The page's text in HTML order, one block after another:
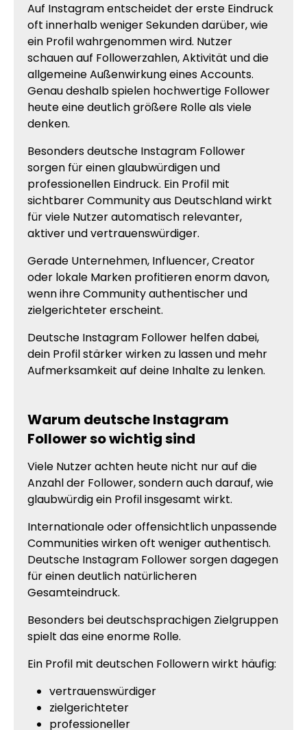
Auf Instagram entscheidet der erste Eindruck
oft innerhalb weniger Sekunden darüber, wie
ein Profil wahrgenommen wird. Nutzer
schauen auf Followerzahlen, Aktivität und die
allgemeine Außenwirkung eines Accounts.
Genau deshalb spielen hochwertige Follower
heute eine deutlich größere Rolle als viele
denken.
Besonders deutsche Instagram Follower
sorgen für einen glaubwürdigen und
professionellen Eindruck. Ein Profil mit
sichtbarer Community aus Deutschland wirkt
für viele Nutzer automatisch relevanter,
aktiver und vertrauenswürdiger.
Gerade Unternehmen, Influencer, Creator
oder lokale Marken profitieren enorm davon,
wenn ihre Community authentischer und
zielgerichteter erscheint.
Deutsche Instagram Follower helfen dabei,
dein Profil stärker wirken zu lassen und mehr
Aufmerksamkeit auf deine Inhalte zu lenken.
Warum deutsche Instagram
Follower so wichtig sind
Viele Nutzer achten heute nicht nur auf die
Anzahl der Follower, sondern auch darauf, wie
glaubwürdig ein Profil insgesamt wirkt.
Internationale oder offensichtlich unpassende
Communities wirken oft weniger authentisch.
Deutsche Instagram Follower sorgen dagegen
für einen deutlich natürlicheren
Gesamteindruck.
Besonders bei deutschsprachigen Zielgruppen
spielt das eine enorme Rolle.
Ein Profil mit deutschen Followern wirkt häufig:
vertrauenswürdiger
zielgerichteter
professioneller